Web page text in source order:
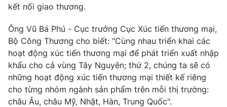
Cơ quan chủ quản:Đài Truyền hình Việt Nam
Giấy phép hoạt động báo in và báo điện tử số 483/GP-BTTTT
cấp ngày 29/12/2023
Tổng Biên tập:
Vũ Thanh Thủy
Phó Tổng Biên tập:
Nguyễn Thị Mỹ Hạnh, Phạm Quốc Thắng,
Nguyễn Trọng Ninh
Tổng đài VTV: 024.38 355 931 - 024.38 355 932
kết nối giao thương.
Ông Vũ Bá Phú - Cục trưởng Cục Xúc tiến thương mại,
Bộ Công Thương cho biết: "Cùng nhau triển khai các
hoạt động xúc tiến thương mại để phát triển xuất nhập
khẩu cho cả vùng Tây Nguyên; thứ 2, chúng ta sẽ có
những hoạt động xúc tiến thương mại thiết kế riêng
cho từng nhóm ngành sản phẩm trên mỗi thị trường:
châu Âu, châu Mỹ, Nhật, Hàn, Trung Quốc".